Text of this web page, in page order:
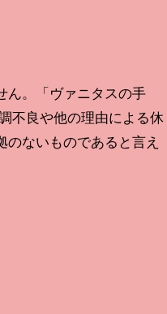
ん。「ヴァニタスの手
不良や他の理由による休
ないものであると言え